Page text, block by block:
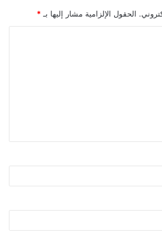
الحقول الإلزامية مشار إليها بـ *